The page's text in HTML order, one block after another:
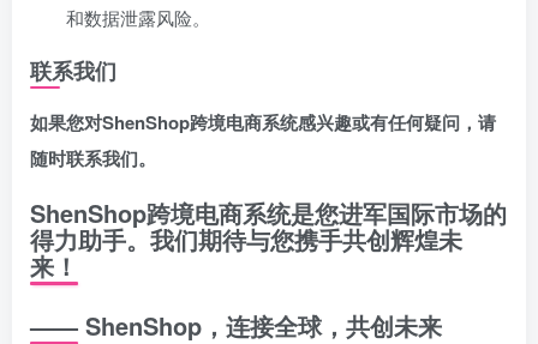
和数据泄露风险。
联系我们
如果您对ShenShop跨境电商系统感兴趣或有任何疑问，请
随时联系我们。
ShenShop跨境电商系统是您进军国际市场的
得力助手。我们期待与您携手共创辉煌未
来！
—— ShenShop，连接全球，共创未来